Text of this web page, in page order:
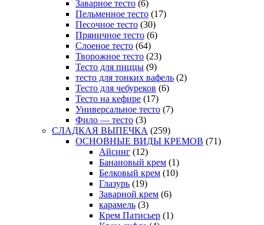
Заварное тесто (6)
Пельменное тесто (17)
Песочное тесто (30)
Пряничное тесто (6)
Слоеное тесто (64)
Творожное тесто (23)
Тесто для пиццы (9)
тесто для тонких вафель (2)
Тесто для чебуреков (6)
Тесто на кефире (17)
Универсальное тесто (7)
Фило — тесто (3)
СЛАДКАЯ ВЫПЕЧКА (259)
ОСНОВНЫЕ ВИДЫ КРЕМОВ (71)
Айсинг (12)
Банановый крем (1)
Белковый крем (10)
Глазурь (19)
Заварной крем (6)
карамель (3)
Крем Патисьер (1)